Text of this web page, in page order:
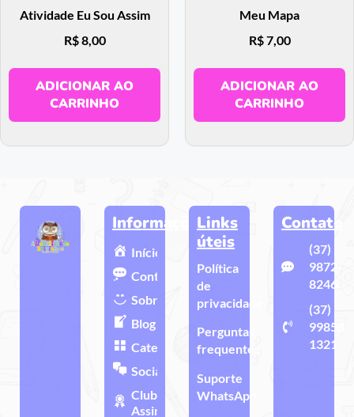
Atividade Eu Sou Assim
R$8,00
ADICIONAR AO
CARRINHO
Meu Mapa
R$7,00
ADICIONAR AO
CARRINHO
Informações
Início
Contato
Sobre
Blog
Categorias
Sociais
Clube de
Assinatura
Links
úteis
Política
de
privacidade
Perguntas
frequentes
Suporte
WhatsApp
Contato
(37)
9872-
8246
(37)
99858-
1321